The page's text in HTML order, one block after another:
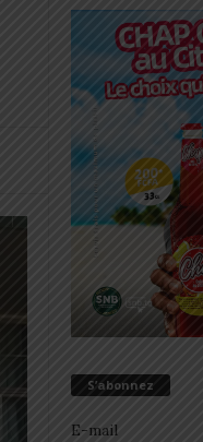
S’abonnez
E-mail